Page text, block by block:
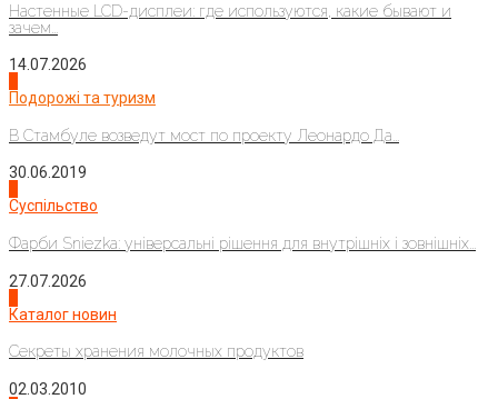
Настенные LCD-дисплеи: где используются, какие бывают и
зачем...
14.07.2026
Подорожі та туризм
В Стамбуле возведут мост по проекту Леонардо Да...
30.06.2019
Суспільство
Фарби Sniezka: універсальні рішення для внутрішніх і зовнішніх...
27.07.2026
Каталог новин
Секреты хранения молочных продуктов
02.03.2010